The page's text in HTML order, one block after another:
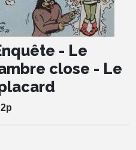
- Le
close - Le